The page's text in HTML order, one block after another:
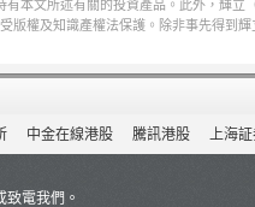
有本文所述有關的投資產品。此外，輝
版權及知識產權法保護。除非事先得到
中金在線港股 騰訊港股 上海
電我們。